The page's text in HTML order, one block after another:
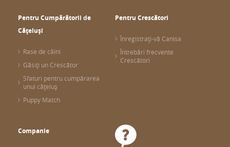
Pentru Cumpărătorii de
Cățeluși
Rase de câini
Găsiți un Crescător
Sfaturi pentru cumpărarea
unui cățeluș
Puppy Match
Pentru Crescători
Înregistrați-vă Canisa
Întrebări frecvente
Crescători
Companie